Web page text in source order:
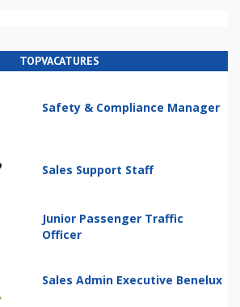
TOPVACATURES
Safety & Compliance Manager
Sales Support Staff
Junior Passenger Traffic
Officer
Sales Admin Executive Benelux